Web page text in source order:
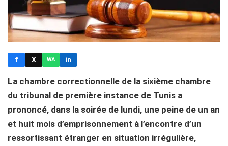
f X WA in
La chambre correctionnelle de la sixième chambre
du tribunal de première instance de Tunis a
prononcé, dans la soirée de lundi, une peine de un an
et huit mois d’emprisonnement à l’encontre d’un
ressortissant étranger en situation irrégulière,